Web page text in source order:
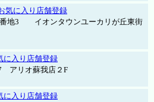
気に入り店舗登録
番地3 イオンタウンユーカリが丘東街
に入り店舗登録
アリオ蘇我店２F
に入り店舗登録